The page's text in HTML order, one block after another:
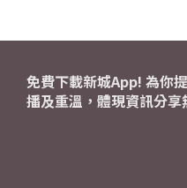
免費下載新城App! 為你
播及重溫，體現資訊分享